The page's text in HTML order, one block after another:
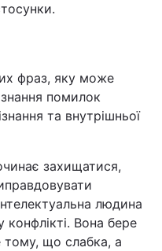
фраз, яку може
помилок
та внутрішньої
захищатися,
людина
Вона бере
тому, що слабка, а